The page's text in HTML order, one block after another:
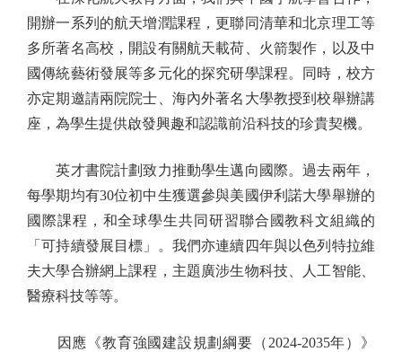
開辦一系列的航天增潤課程，更聯同清華和北京理工等
多所著名高校，開設有關航天載荷、火箭製作，以及中
國傳統藝術發展等多元化的探究研學課程。同時，校方
亦定期邀請兩院院士、海內外著名大學教授到校舉辦講
座，為學生提供啟發興趣和認識前沿科技的珍貴契機。
英才書院計劃致力推動學生邁向國際。過去兩年，
每學期均有30位初中生獲選參與美國伊利諾大學舉辦的
國際課程，和全球學生共同研習聯合國教科文組織的
「可持續發展目標」。我們亦連續四年與以色列特拉維
夫大學合辦網上課程，主題廣涉生物科技、人工智能、
醫療科技等等。
因應《教育強國建設規劃綱要（2024-2035年）》